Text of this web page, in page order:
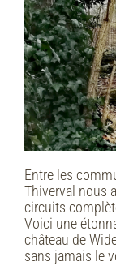
Entre les
Thiverval nous
circuits
Voici une
château de
sans jamais le